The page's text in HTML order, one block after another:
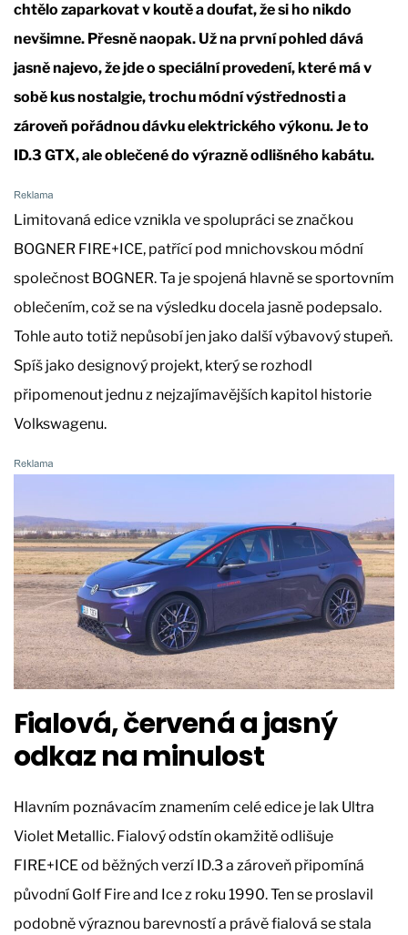
chtělo zaparkovat v koutě a doufat, že si ho nikdo
nevšimne. Přesně naopak. Už na první pohled dává
jasně najevo, že jde o speciální provedení, které má v
sobě kus nostalgie, trochu módní výstřednosti a
zároveň pořádnou dávku elektrického výkonu. Je to
ID.3 GTX, ale oblečené do výrazně odlišného kabátu.
Limitovaná edice vznikla ve spolupráci se značkou
BOGNER FIRE+ICE, patřící pod mnichovskou módní
společnost BOGNER. Ta je spojená hlavně se sportovním
oblečením, což se na výsledku docela jasně podepsalo.
Tohle auto totiž nepůsobí jen jako další výbavový stupeň.
Spíš jako designový projekt, který se rozhodl
připomenout jednu z nejzajímavějších kapitol historie
Volkswagenu.
Fialová, červená a jasný
odkaz na minulost
Hlavním poznávacím znamením celé edice je lak Ultra
Violet Metallic. Fialový odstín okamžitě odlišuje
FIRE+ICE od běžných verzí ID.3 a zároveň připomíná
původní Golf Fire and Ice z roku 1990. Ten se proslavil
podobně výraznou barevností a právě fialová se stala